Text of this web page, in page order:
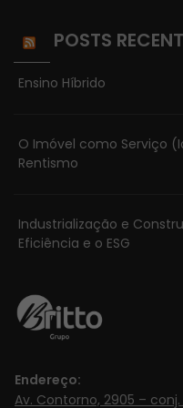
POSTS
Ensino Híbrido
O Imóvel como Serviço
Rentismo
Industrialização e
Eficiência e o ESG
Endereço:
Av. Contorno, 2905 –